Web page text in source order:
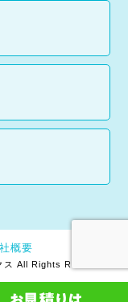
概要
ス All Rights Reserved.